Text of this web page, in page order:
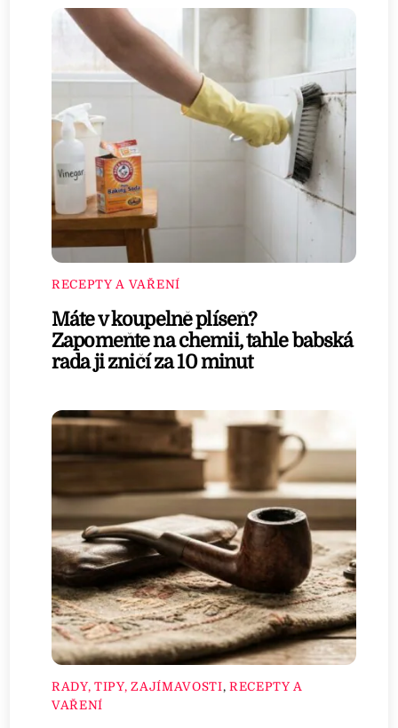
RECEPTY A VAŘENÍ
Máte v koupelně plíseň?
Zapomeňte na chemii, tahle babská
rada ji zničí za 10 minut
RADY, TIPY, ZAJÍMAVOSTI, RECEPTY A
VAŘENÍ